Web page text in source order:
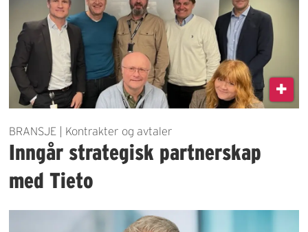
BRANSJE | Kontrakter og avtaler
Inngår strategisk partnerskap
med Tieto